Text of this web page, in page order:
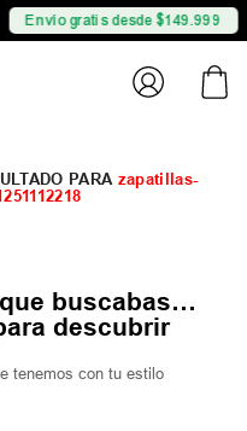
Envío gratis desde $149.999
zapatillas-
buscabas…
descubrir
tenemos con tu estilo